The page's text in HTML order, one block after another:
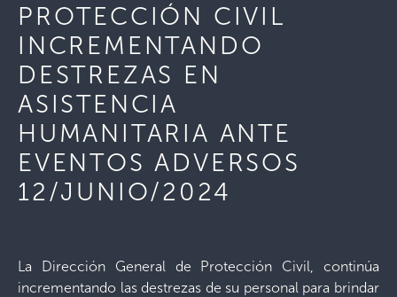
PROTECCIÓN CIVIL
INCREMENTANDO
DESTREZAS EN
ASISTENCIA
HUMANITARIA ANTE
EVENTOS ADVERSOS
12/JUNIO/2024
La Dirección General de Protección Civil, continúa
incrementando las destrezas de su personal para brindar